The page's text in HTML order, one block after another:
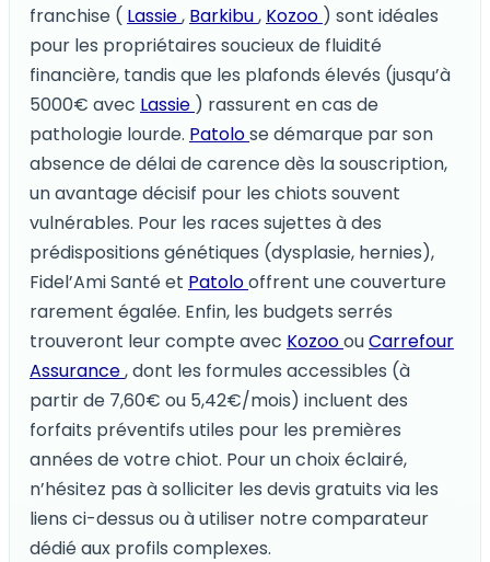
franchise ( Lassie, Barkibu, Kozoo ) sont idéales
pour les propriétaires soucieux de fluidité
financière, tandis que les plafonds élevés (jusqu’à
5000€ avec Lassie ) rassurent en cas de
pathologie lourde. Patolose démarque par son
absence de délai de carence dès la souscription,
un avantage décisif pour les chiots souvent
vulnérables. Pour les races sujettes à des
prédispositions génétiques (dysplasie, hernies),
Fidel’Ami Santé et Patolooffrent une couverture
rarement égalée. Enfin, les budgets serrés
trouveront leur compte avec KozooouCarrefour
Assurance, dont les formules accessibles (à
partir de 7,60€ ou 5,42€/mois) incluent des
forfaits préventifs utiles pour les premières
années de votre chiot. Pour un choix éclairé,
n’hésitez pas à solliciter les devis gratuits via les
liens ci-dessus ou à utiliser notre comparateur
dédié aux profils complexes.